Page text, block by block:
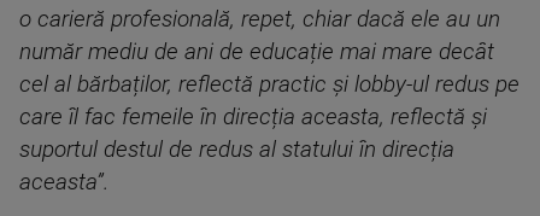
o carieră profesională, repet, chiar dacă ele au un
număr mediu de ani de educație mai mare decât
cel al bărbaților, reflectă practic și lobby-ul redus pe
care îl fac femeile în direcția aceasta, reflectă și
suportul destul de redus al statului în direcția
aceasta”.